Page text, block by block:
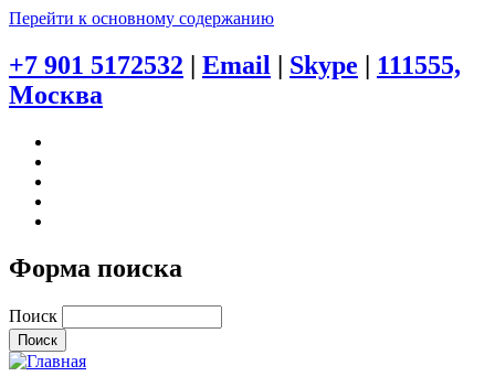
Перейти к основному содержанию
+7 901 5172532 | Email | Skype | 111555,
Москва
Форма поиска
Поиск